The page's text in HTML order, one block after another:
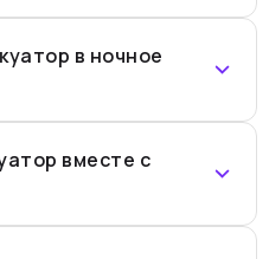
в ночное
вместе с